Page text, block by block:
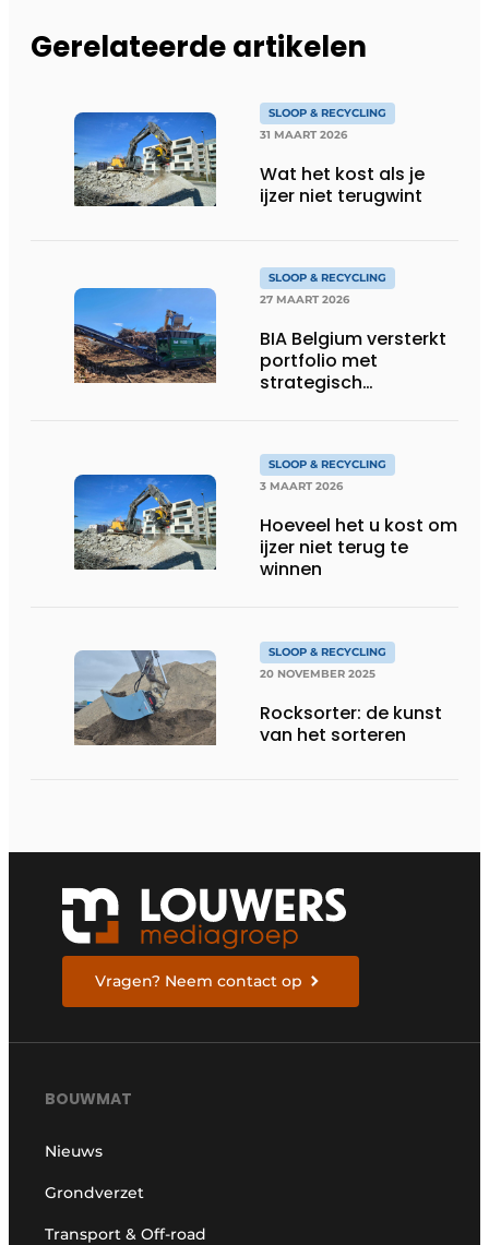
Gerelateerde artikelen
SLOOP & RECYCLING
31 MAART 2026
Wat het kost als je
ijzer niet terugwint
SLOOP & RECYCLING
27 MAART 2026
BIA Belgium versterkt
portfolio met
strategisch
Environmental
SLOOP & RECYCLING
3 MAART 2026
Hoeveel het u kost om
ijzer niet terug te
winnen
SLOOP & RECYCLING
20 NOVEMBER 2025
Rocksorter: de kunst
van het sorteren
Vragen? Neem contact op
BOUWMAT
Nieuws
Grondverzet
Transport & Off-road